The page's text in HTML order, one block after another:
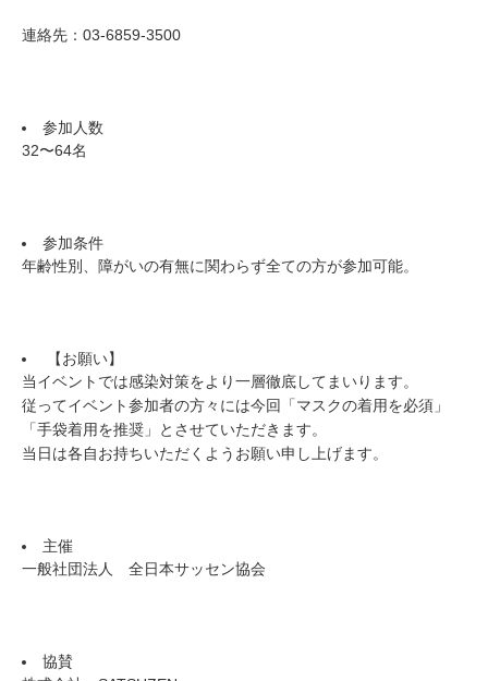
連絡先：03-6859-3500
参加人数
32〜64名
参加条件
年齢性別、障がいの有無に関わらず全ての方が参加可能。
【お願い】
当イベントでは感染対策をより一層徹底してまいります。
従ってイベント参加者の方々には今回「マスクの着用を必須」
「手袋着用を推奨」とさせていただきます。
当日は各自お持ちいただくようお願い申し上げます。
主催
一般社団法人 全日本サッセン協会
協賛